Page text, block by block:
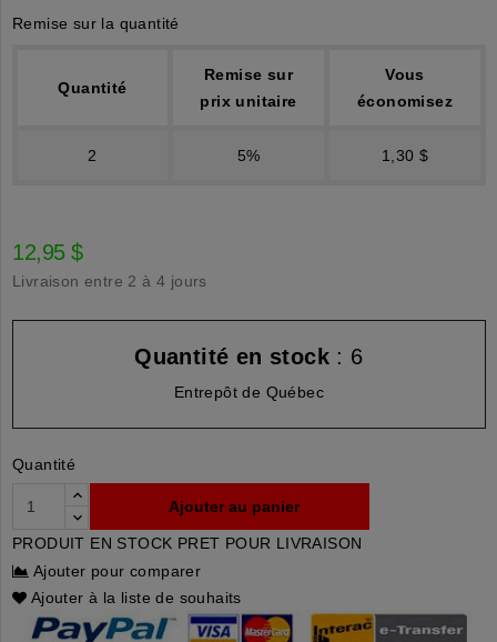
Remise sur la quantité
Quantité
Remise sur
prix unitaire
Vous
économisez
2 5% 1,30 $
12,95 $
Livraison entre 2 à 4 jours
Quantité en stock : 6
Entrepôt de Québec
Quantité
Ajouter au panier
PRODUIT EN STOCK PRET POUR LIVRAISON
Ajouter pour comparer
Ajouter à la liste de souhaits